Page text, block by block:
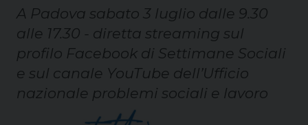
A Padova sabato 3 luglio dalle 9.30
alle 17.30 - diretta streaming sul
profilo Facebook di Settimane Sociali
e sul canale YouTube dell’Ufficio
nazionale problemi sociali e lavoro